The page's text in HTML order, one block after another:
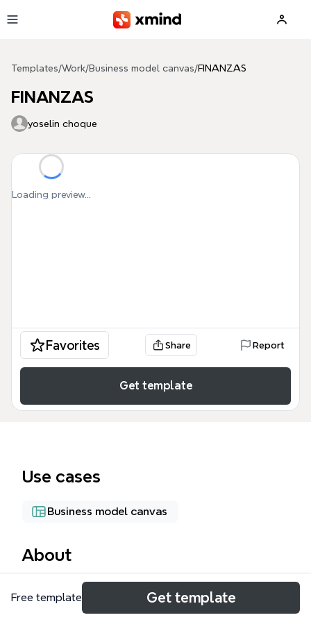
Templates/Work/Business model canvas/FINANZAS
FINANZAS
yoselin choque
Loading preview...
Favorites Share Report
Get template
Use cases
Business model canvas
About
Este FINANZAS mind map es una herramienta
educativa y estratégica diseñada para estudiantes
Free template Get template